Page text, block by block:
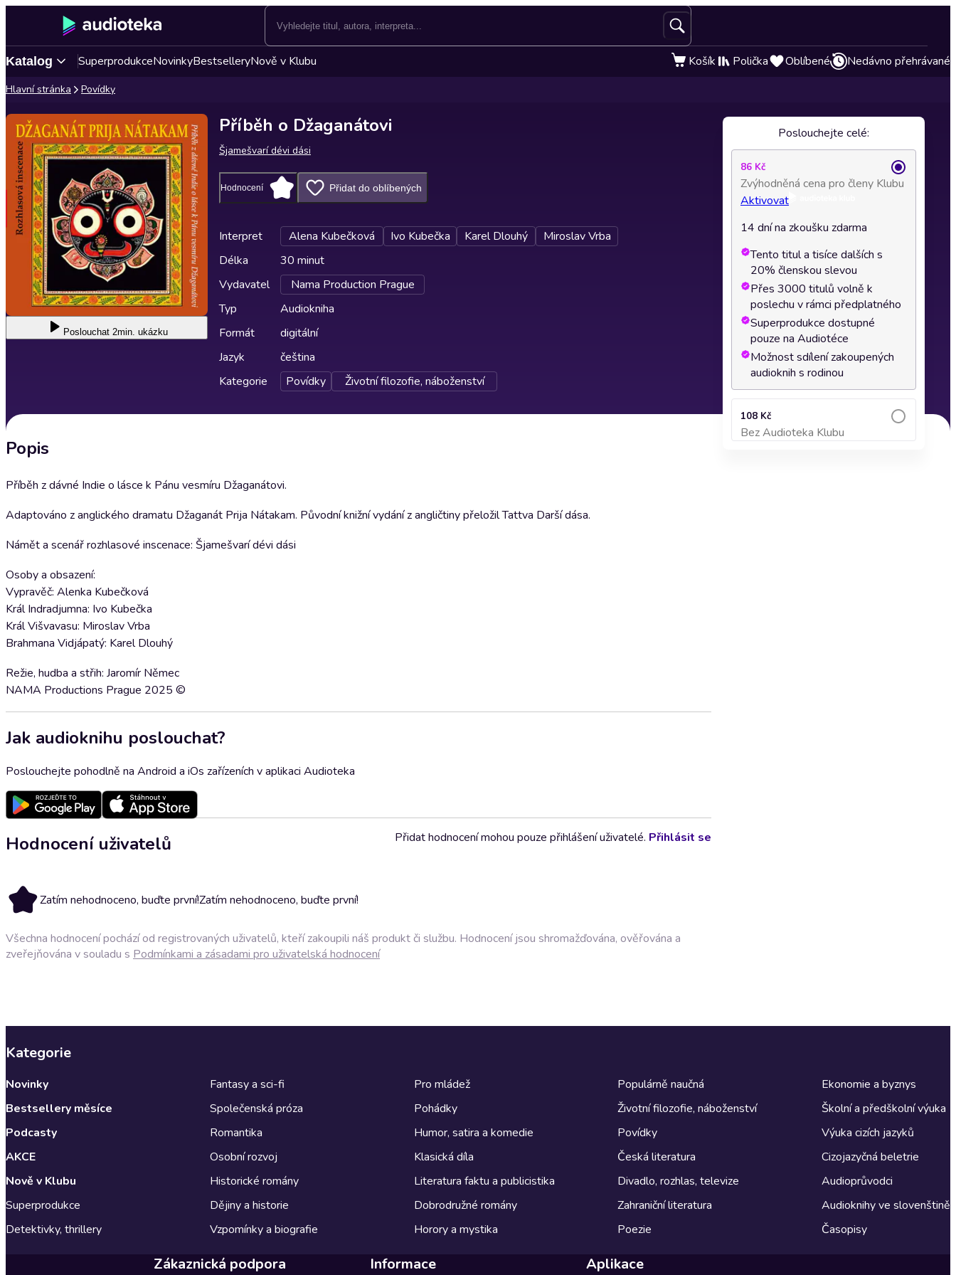
Katalog SuperprodukceNovinkyBestselleryNově v Klubu Košík Polička Oblíbené Nedávno přehrávané
Hlavní stránka Povídky
Poslouchat 2min. ukázku
Příběh o Džaganátovi
Šjamešvarí dévi dási
Hodnocení Přidat do oblíbených
Interpret Alena Kubečková Ivo Kubečka Karel Dlouhý
Miroslav Vrba
Délka
30 minut
Vydavatel
Nama Production Prague
Typ
Audiokniha
Formát
digitální
Jazyk
čeština
Kategorie
Povídky Životní filozofie, náboženství
Popis
Příběh z dávné Indie o lásce k Pánu vesmíru Džaganátovi.
Adaptováno z anglického dramatu Džaganát Prija Nátakam. Původní knižní vydání z angličtiny přeložil Tattva Darší dása.
Námět a scenář rozhlasové inscenace: Šjamešvarí dévi dási
Osoby a obsazení:
Vypravěč: Alenka Kubečková
Král Indradjumna: Ivo Kubečka
Král Višvavasu: Miroslav Vrba
Brahmana Vidjápatý: Karel Dlouhý
Režie, hudba a střih: Jaromír Němec
NAMA Productions Prague 2025 ©
Jak audioknihu poslouchat?
Poslouchejte pohodlně na Android a iOs zařízeních v aplikaci Audioteka
Hodnocení uživatelů
Zatím nehodnoceno, buďte první!Zatím nehodnoceno, buďte první!
Přidat hodnocení mohou pouze přihlášení uživatelé. Přihlásit se
Všechna hodnocení pochází od registrovaných uživatelů, kteří zakoupili náš produkt či službu. Hodnocení jsou shromažďována, ověřována a
zveřejňována v souladu s Podmínkami a zásadami pro uživatelská hodnocení
Poslouchejte celé:
86 Kč
Zvýhodněná cena pro členy Klubu
Aktivovat
14 dní na zkoušku zdarma
Tento titul a tisíce dalších s
20% členskou slevou
Přes 3000 titulů volně k
poslechu v rámci předplatného
Superprodukce dostupné
pouze na Audiotéce
Možnost sdílení zakoupených
audioknih s rodinou
108 Kč
Bez Audioteka Klubu
Přidat do košíku
Kategorie
Novinky
Bestsellery měsíce
Podcasty
AKCE
Nově v Klubu
Superprodukce
Detektivky, thrillery
Fantasy a sci-fi
Společenská próza
Romantika
Osobní rozvoj
Historické romány
Dějiny a historie
Vzpomínky a biografie
Pro mládež
Pohádky
Humor, satira a komedie
Klasická díla
Literatura faktu a publicistika
Dobrodružné romány
Horory a mystika
Populárně naučná
Životní filozofie, náboženství
Povídky
Česká literatura
Divadlo, rozhlas, televize
Zahraniční literatura
Poezie
Ekonomie a byznys
Školní a předškolní výuka
Výuka cizích jazyků
Cizojazyčná beletrie
Audioprůvodci
Audioknihy ve slovenštině
Časopisy
Zákaznická podpora Informace Aplikace